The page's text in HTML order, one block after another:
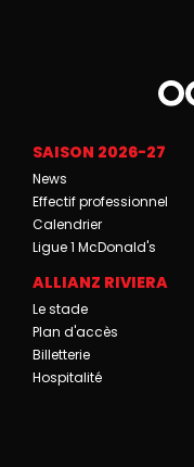
SAISON 2026-27
News
Effectif professionnel
Calendrier
Ligue 1 McDonald's
ALLIANZ RIVIERA
Le stade
Plan d'accès
Billetterie
Hospitalité